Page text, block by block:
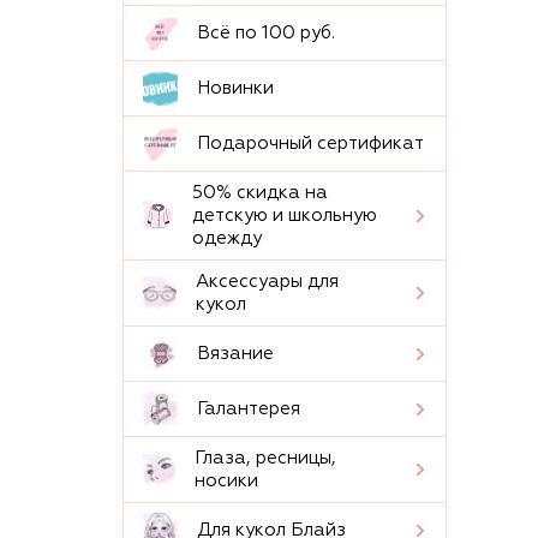
Всё по 100 руб.
Новинки
Подарочный сертификат
50% скидка на
детскую и школьную
одежду
Аксессуары для
кукол
Вязание
Галантерея
Глаза, ресницы,
носики
Для кукол Блайз